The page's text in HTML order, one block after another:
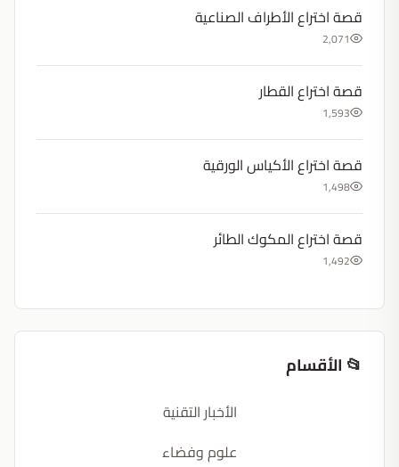
قصة اختراع الأطراف الصناعية
2,071
قصة اختراع القطار
1,593
قصة اختراع الأكياس الورقية
1,498
قصة اختراع المكوك الطائر
1,492
📂 الأقسام
الأخبار التقنية
علوم وفضاء